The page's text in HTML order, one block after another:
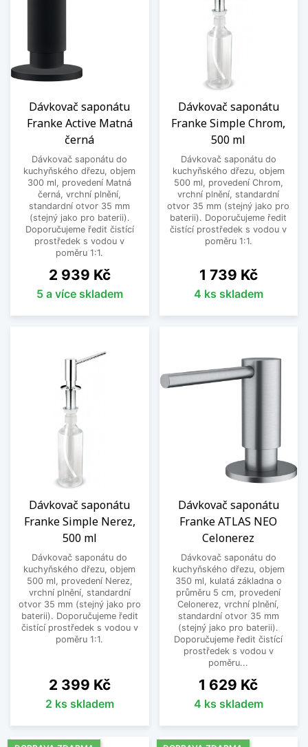
Dávkovač saponátu
Franke Active Matná
černá
Dávkovač saponátu do
kuchyňského dřezu, objem
300 ml, provedení Matná
černá, vrchní plnění,
standardní otvor 35 mm
(stejný jako pro baterii).
Doporučujeme ředit čistící
prostředek s vodou v
poměru 1:1.
Cena
2 939 Kč
5 a více skladem
Dávkovač saponátu
Franke Simple Chrom,
500 ml
Dávkovač saponátu do
kuchyňského dřezu, objem
500 ml, provedení Chrom,
vrchní plnění, standardní
otvor 35 mm (stejný jako pro
baterii). Doporučujeme ředit
čistící prostředek s vodou v
poměru 1:1.
Cena
1 739 Kč
4 ks skladem
Dávkovač saponátu
Franke Simple Nerez,
500 ml
Dávkovač saponátu do
kuchyňského dřezu, objem
500 ml, provedení Nerez,
vrchní plnění, standardní
otvor 35 mm (stejný jako pro
baterii). Doporučujeme ředit
čistící prostředek s vodou v
poměru 1:1.
Cena
2 399 Kč
2 ks skladem
Dávkovač saponátu
Franke ATLAS NEO
Celonerez
Dávkovač saponátu do
kuchyňského dřezu, objem
350 ml, kulatá základna o
průměru 5 cm, provedení
Celonerez, vrchní plnění,
standardní otvor 35 mm
(stejný jako pro baterii).
Doporučujeme ředit čistící
prostředek s vodou v
poměru...
Cena
1 629 Kč
4 ks skladem